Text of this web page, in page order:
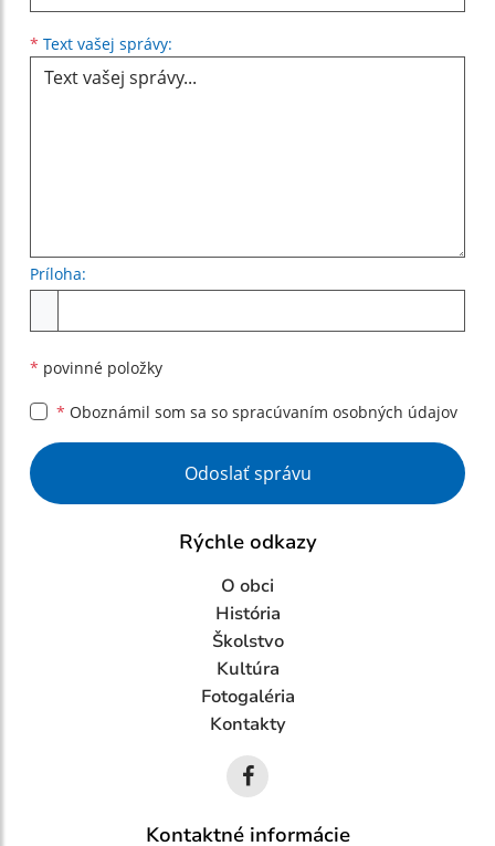
* Text vašej správy:
Príloha:
* povinné položky
* Oboznámil som sa so spracúvaním osobných údajov
Google reCaptcha Response
Odoslať správu
Rýchle odkazy
O obci
História
Školstvo
Kultúra
Fotogaléria
Kontakty
Kontaktné informácie